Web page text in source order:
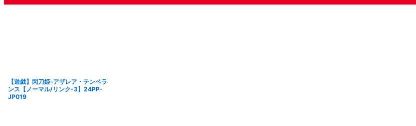
【遊戯】閃刀姫-アザレア・テンペラ
ンス【ノーマル/リンク-3】24PP-
JP019